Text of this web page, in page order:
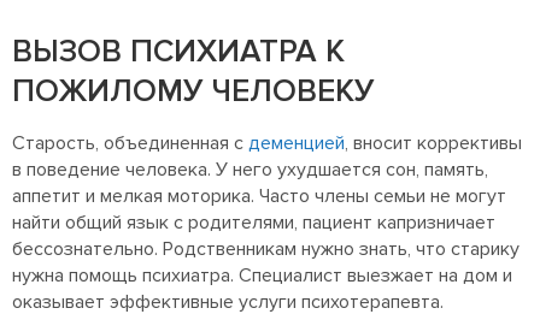
ВЫЗОВ ПСИХИАТРА К
ПОЖИЛОМУ ЧЕЛОВЕКУ
Старость, объединенная с деменцией, вносит коррективы
в поведение человека. У него ухудшается сон, память,
аппетит и мелкая моторика. Часто члены семьи не могут
найти общий язык с родителями, пациент капризничает
бессознательно. Родственникам нужно знать, что старику
нужна помощь психиатра. Специалист выезжает на дом и
оказывает эффективные услуги психотерапевта.